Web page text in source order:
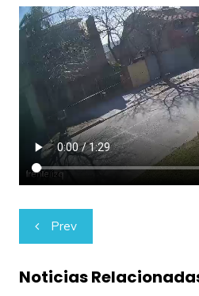
Navegación
de
entradas
Prev
Noticias